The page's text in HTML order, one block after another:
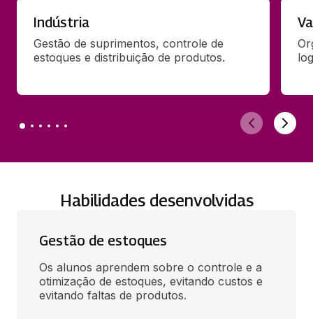
Indústria
Gestão de suprimentos, controle de
estoques e distribuição de produtos.
Habilidades desenvolvidas
Gestão de estoques
Os alunos aprendem sobre o controle e a
otimização de estoques, evitando custos e
evitando faltas de produtos.